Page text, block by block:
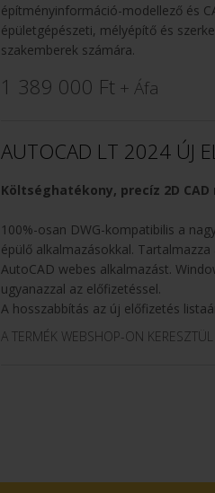
építményinformáció-modellező és
épületgépészeti, mélyépítő és
szakemberek számára.
1 389 000 Ft + Áfa
AUTOCAD LT 2024 ÚJ
Költséghatékony, precíz 2D
100%-osan DWG-kompatibilis a
épülő alkalmazásokkal.
AutoCAD webes alkalmazást.
ugyanazzal az előfizetéssel.
A hosszabbítás az új előfizetés
A TERMÉK WEBSHOP-ON